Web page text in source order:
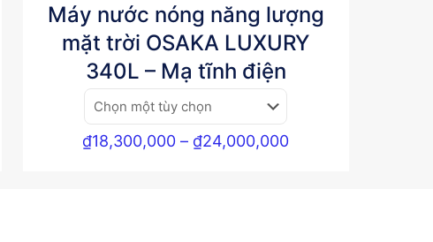
Máy nước nóng năng lượng
mặt trời OSAKA LUXURY
340L – Mạ tĩnh điện
₫18,300,000 – ₫24,000,000Khoảng